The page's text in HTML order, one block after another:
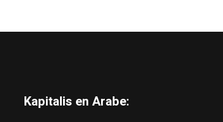
Kapitalis en Arabe: